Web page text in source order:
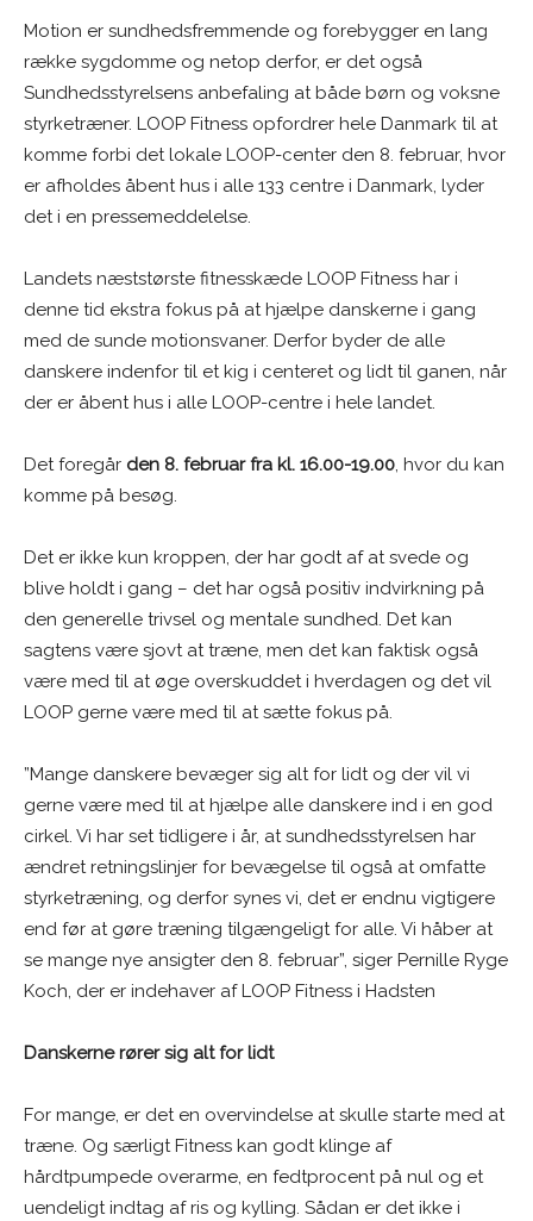
Motion er sundhedsfremmende og forebygger en lang
række sygdomme og netop derfor, er det også
Sundhedsstyrelsens anbefaling at både børn og voksne
styrketræner. LOOP Fitness opfordrer hele Danmark til at
komme forbi det lokale LOOP-center den 8. februar, hvor
er afholdes åbent hus i alle 133 centre i Danmark, lyder
det i en pressemeddelelse.
Landets næststørste fitnesskæde LOOP Fitness har i
denne tid ekstra fokus på at hjælpe danskerne i gang
med de sunde motionsvaner. Derfor byder de alle
danskere indenfor til et kig i centeret og lidt til ganen, når
der er åbent hus i alle LOOP-centre i hele landet.
Det foregår den 8. februar fra kl. 16.00-19.00, hvor du kan
komme på besøg.
Det er ikke kun kroppen, der har godt af at svede og
blive holdt i gang – det har også positiv indvirkning på
den generelle trivsel og mentale sundhed. Det kan
sagtens være sjovt at træne, men det kan faktisk også
være med til at øge overskuddet i hverdagen og det vil
LOOP gerne være med til at sætte fokus på.
”Mange danskere bevæger sig alt for lidt og der vil vi
gerne være med til at hjælpe alle danskere ind i en god
cirkel. Vi har set tidligere i år, at sundhedsstyrelsen har
ændret retningslinjer for bevægelse til også at omfatte
styrketræning, og derfor synes vi, det er endnu vigtigere
end før at gøre træning tilgængeligt for alle. Vi håber at
se mange nye ansigter den 8. februar”, siger Pernille Ryge
Koch, der er indehaver af LOOP Fitness i Hadsten
Danskerne rører sig alt for lidt
For mange, er det en overvindelse at skulle starte med at
træne. Og særligt Fitness kan godt klinge af
hårdtpumpede overarme, en fedtprocent på nul og et
uendeligt indtag af ris og kylling. Sådan er det ikke i